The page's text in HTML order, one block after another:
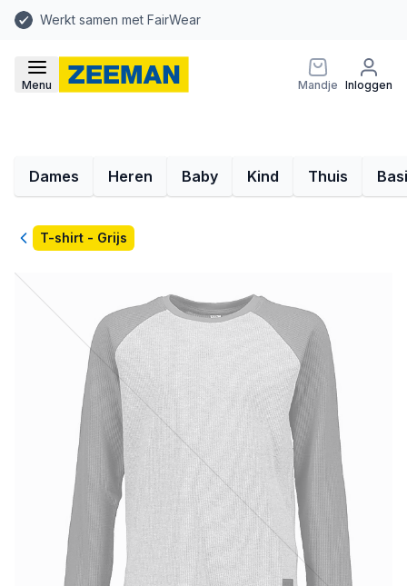
Werkt samen met FairWear
Menu Mandje Inloggen
Dames Heren Baby Kind Thuis
TerugT-shirt - Grijs